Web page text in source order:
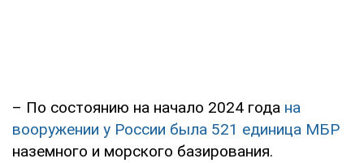
– По состоянию на начало 2024 года на
вооружении у России была 521 единица МБР
наземного и морского базирования.